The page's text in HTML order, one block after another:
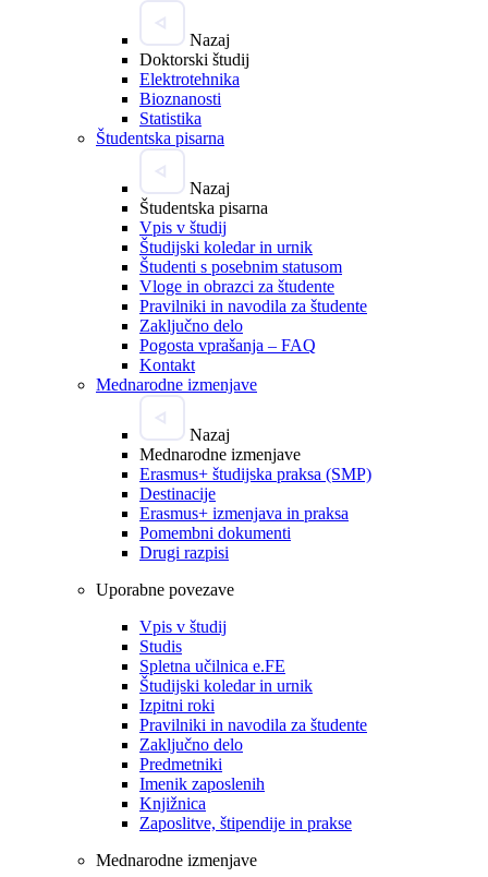
Nazaj
Doktorski študij
Elektrotehnika
Bioznanosti
Statistika
Študentska pisarna
Nazaj
Študentska pisarna
Vpis v študij
Študijski koledar in urnik
Študenti s posebnim statusom
Vloge in obrazci za študente
Pravilniki in navodila za študente
Zaključno delo
Pogosta vprašanja – FAQ
Kontakt
Mednarodne izmenjave
Nazaj
Mednarodne izmenjave
Erasmus+ študijska praksa (SMP)
Destinacije
Erasmus+ izmenjava in praksa
Pomembni dokumenti
Drugi razpisi
Uporabne povezave
Vpis v študij
Studis
Spletna učilnica e.FE
Študijski koledar in urnik
Izpitni roki
Pravilniki in navodila za študente
Zaključno delo
Predmetniki
Imenik zaposlenih
Knjižnica
Zaposlitve, štipendije in prakse
Mednarodne izmenjave